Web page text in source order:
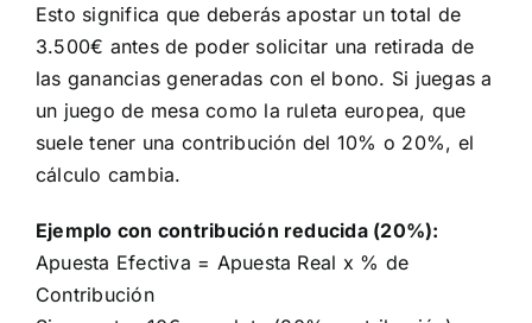
Esto significa que deberás apostar un total de
3.500€ antes de poder solicitar una retirada de
las ganancias generadas con el bono. Si juegas a
un juego de mesa como la ruleta europea, que
suele tener una contribución del 10% o 20%, el
cálculo cambia.
Ejemplo con contribución reducida (20%):
Apuesta Efectiva = Apuesta Real x % de
Contribución